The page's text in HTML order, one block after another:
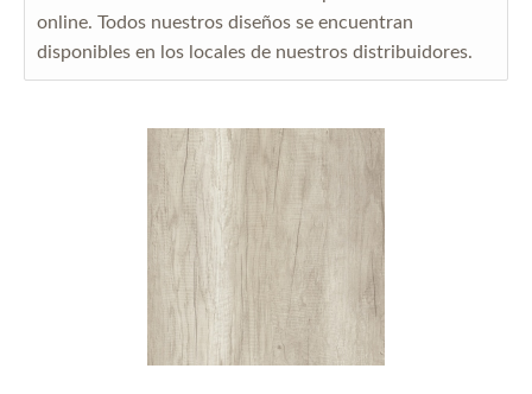
online. Todos nuestros diseños se encuentran
disponibles en los locales de nuestros distribuidores.